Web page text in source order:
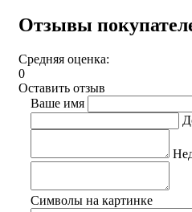
Отзывы
Средняя оценка:
0
Оставить отзыв
Ваше имя
Символы на картинке